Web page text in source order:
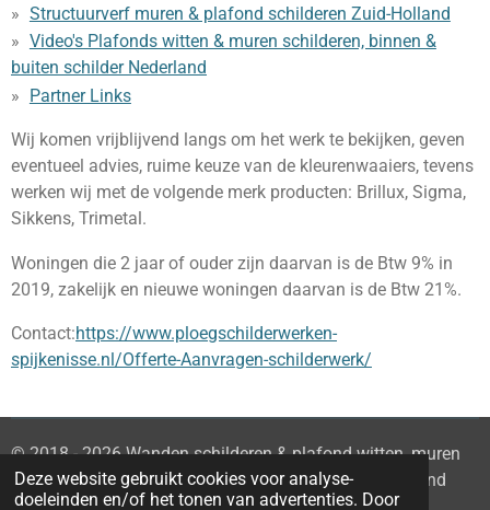
Deze website gebruikt cookies voor analyse-
doeleinden en/of het tonen van advertenties. Door
Structuurverf muren & plafond schilderen Zuid-Holland
Video's Plafonds witten & muren schilderen, binnen &
buiten schilder Nederland
Partner Links
Wij komen vrijblijvend langs om het werk te bekijken, geven
eventueel advies, ruime keuze van de kleurenwaaiers, tevens
werken wij met de volgende merk producten: Brillux, Sigma,
Sikkens, Trimetal.
Woningen die 2 jaar of ouder zijn daarvan is de Btw 9% in
2019, zakelijk en nieuwe woningen daarvan is de Btw 21%.
Contact:https://www.ploegschilderwerken-
spijkenisse.nl/Offerte-Aanvragen-schilderwerk/
© 2018 - 2026 Wanden schilderen & plafond witten, muren
witten, huis schilderen sauswerk Zuid-Holland Nederland